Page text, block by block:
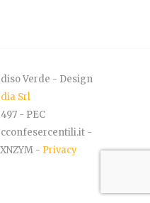
Verde - Design
Srl
- PEC
-
- Privacy